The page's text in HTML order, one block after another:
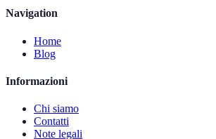
Navigation
Home
Blog
Informazioni
Chi siamo
Contatti
Note legali